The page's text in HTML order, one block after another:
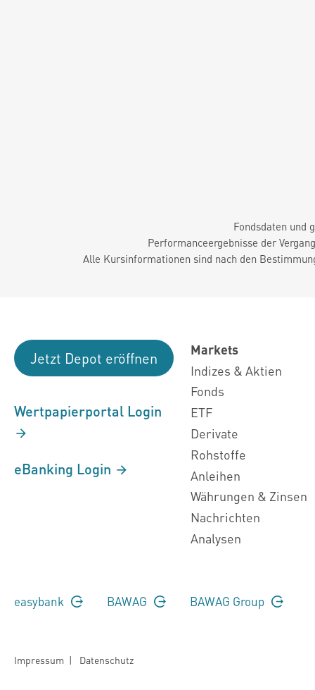
Fondsdaten und
Performanceergebnisse der
Alle Kursinformationen sind nach den
Jetzt Depot eröffnen
Wertpapierportal Login
eBanking Login
Markets
Indizes & Aktien
Fonds
ETF
Derivate
Rohstoffe
Anleihen
Währungen & Zinsen
Nachrichten
Analysen
easybank BAWAG BAWAG Group
Impressum | Datenschutz